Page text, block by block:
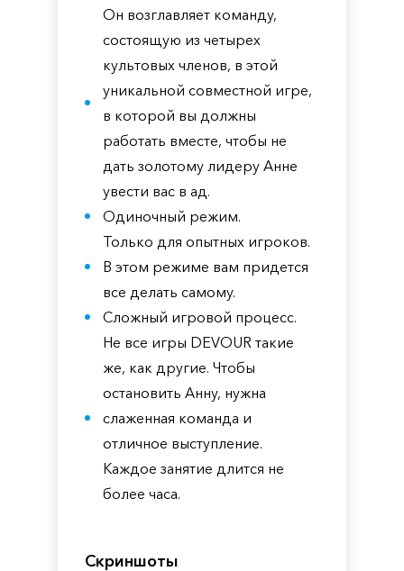
Он возглавляет команду,
состоящую из четырех
культовых членов, в этой
уникальной совместной игре,
в которой вы должны
работать вместе, чтобы не
дать золотому лидеру Анне
увести вас в ад.
Одиночный режим.
Только для опытных игроков.
В этом режиме вам придется
все делать самому.
Сложный игровой процесс.
Не все игры DEVOUR такие
же, как другие. Чтобы
остановить Анну, нужна
слаженная команда и
отличное выступление.
Каждое занятие длится не
более часа.
Скриншоты